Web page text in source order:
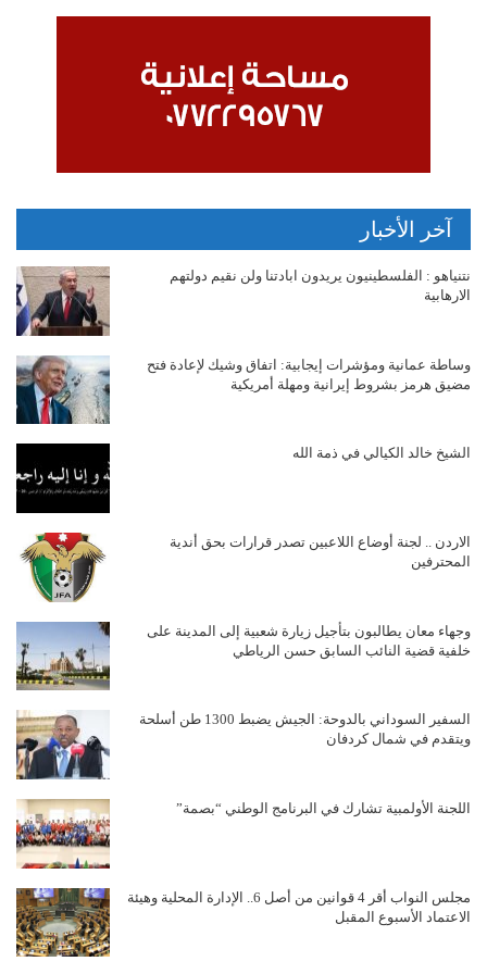
آخر الأخبار
نتنياهو : الفلسطينيون يريدون ابادتنا ولن نقيم دولتهم
الارهابية
وساطة عمانية ومؤشرات إيجابية: اتفاق وشيك لإعادة فتح
مضيق هرمز بشروط إيرانية ومهلة أمريكية
الشيخ خالد الكيالي في ذمة الله
الاردن .. لجنة أوضاع اللاعبين تصدر قرارات بحق أندية
المحترفين
وجهاء معان يطالبون بتأجيل زيارة شعبية إلى المدينة على
خلفية قضية النائب السابق حسن الرياطي
السفير السوداني بالدوحة: الجيش يضبط 1300 طن أسلحة
ويتقدم في شمال كردفان
اللجنة الأولمبية تشارك في البرنامج الوطني “بصمة”
مجلس النواب أقر 4 قوانين من أصل 6.. الإدارة المحلية وهيئة
الاعتماد الأسبوع المقبل